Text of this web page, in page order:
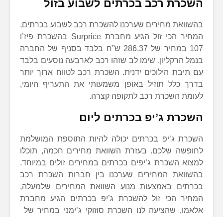
השכרת רכב בכרתים לשבוע בזול
בהשוואת מחירים שערכנו להשכרת רכב לשבוע בכרתים,
המחיר הכי זול הגיע מחברת Surprice בהשכרת פיז’ו
107 במחיר של 286.37 ש”ח בלבד בסניף של החברה
בנמל הרקליון. שימו לב שזהו רכב לארבעה נוסעים בלבד
עם תיבת הילוכים ידנית. השכרת רכב לטווח ארוך יותר
בדרך כלל תוזיל באופן משמעותי את התעריף היומי,
לעומת השכרת רכב לתקופה קצרה.
השכרת ג’יפ בכרתים ליום
השכרת ג’יפ בכרתים יכולה להיות התוספת המושלמת
לחופשה שלכם. בעזרת השוואת מחירים חכמה, תוכלו
למצוא השכרת ג’יפים בכרתים במחירים זולים במיוחד.
בהשוואת המחירים שערכנו בין חברות השכרת רכב
בכרתים באמצעות מנוע השוואת המחירים שלמעלה,
המחיר הכי זול להשכרת ג’יפ בכרתים הגיע מחברת
אלאמו, שהציעה לנו השכרת סוזוקי ג’ימני במחיר של